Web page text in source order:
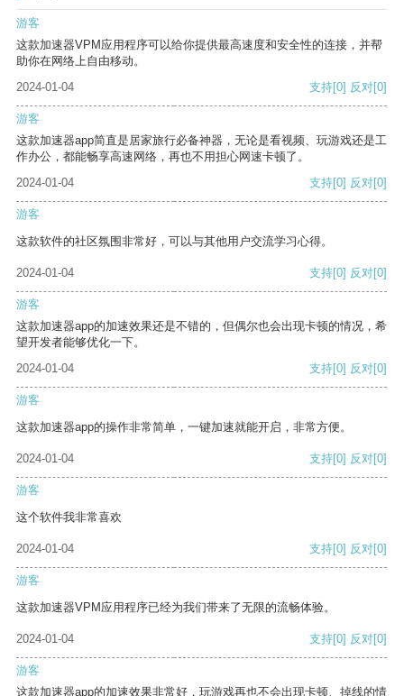
游客
这款加速器VPM应用程序可以给你提供最高速度和安全性的连接，并帮
助你在网络上自由移动。
2024-01-04
支持[0] 反对[0]
游客
这款加速器app简直是居家旅行必备神器，无论是看视频、玩游戏还是工
作办公，都能畅享高速网络，再也不用担心网速卡顿了。
2024-01-04
支持[0] 反对[0]
游客
这款软件的社区氛围非常好，可以与其他用户交流学习心得。
2024-01-04 支持[0] 反对[0]
游客
这款加速器app的加速效果还是不错的，但偶尔也会出现卡顿的情况，希
望开发者能够优化一下。
2024-01-04
支持[0] 反对[0]
游客
这款加速器app的操作非常简单，一键加速就能开启，非常方便。
2024-01-04 支持[0] 反对[0]
游客
这个软件我非常喜欢
2024-01-04 支持[0] 反对[0]
游客
这款加速器VPM应用程序已经为我们带来了无限的流畅体验。
2024-01-04 支持[0] 反对[0]
游客
这款加速器app的加速效果非常好，玩游戏再也不会出现卡顿、掉线的情